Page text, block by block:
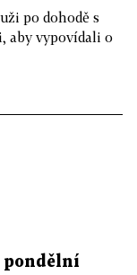
po dohodě s
aby vypovídali o